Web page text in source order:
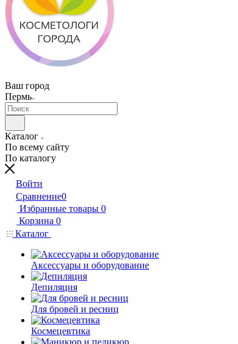
Ваш город
Пермь
Каталог
По всему сайту
По каталогу
Войти
Сравнение0
Избранные товары 0
Корзина 0
Каталог
Аксессуары и оборудование
Депиляция
Для бровей и ресниц
Космецевтика